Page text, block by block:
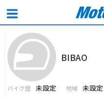
BIBAO
バイク歴 未設定 地域 未設定